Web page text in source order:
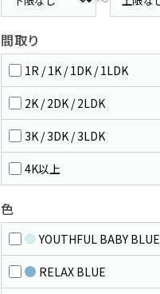
間取り
1R / 1K / 1DK / 1LDK
2K / 2DK / 2LDK
3K / 3DK / 3LDK
4K以上
色
YOUTHFUL BABY BLUE
RELAX BLUE